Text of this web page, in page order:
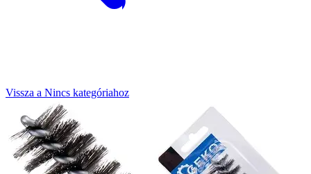
Vissza a Nincs kategóriahoz